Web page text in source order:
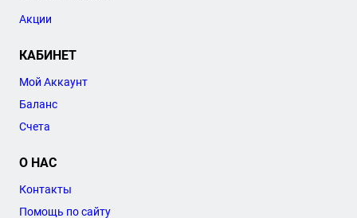
Акции
КАБИНЕТ
Мой Аккаунт
Баланс
Счета
О НАС
Контакты
Помощь по сайту